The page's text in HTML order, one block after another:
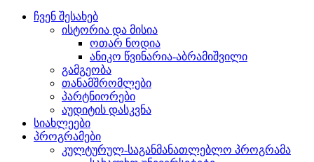
ჩვენ შესახებ
ისტორია და მისია
ოთარ ნოდია
ანიკო წვინარია-აბრამიშვილი
გამგეობა
თანამშრომლები
პარტნიორები
აუდიტის დასკვნა
სიახლეები
პროგრამები
კულტურულ-საგანმანათლებლო პროგრამა